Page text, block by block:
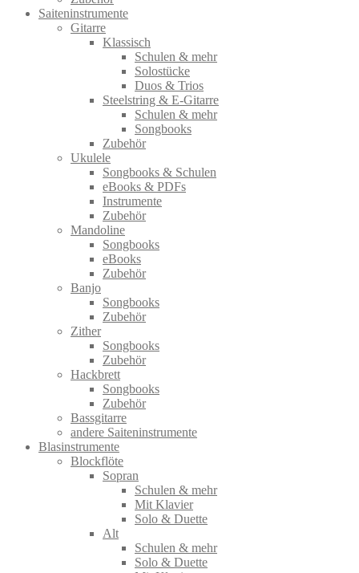
Saiteninstrumente
Gitarre
Klassisch
Schulen & mehr
Solostücke
Duos & Trios
Steelstring & E-Gitarre
Schulen & mehr
Songbooks
Zubehör
Ukulele
Songbooks & Schulen
eBooks & PDFs
Instrumente
Zubehör
Mandoline
Songbooks
eBooks
Zubehör
Banjo
Songbooks
Zubehör
Zither
Songbooks
Zubehör
Hackbrett
Songbooks
Zubehör
Bassgitarre
andere Saiteninstrumente
Blasinstrumente
Blockflöte
Sopran
Schulen & mehr
Mit Klavier
Solo & Duette
Alt
Schulen & mehr
Solo & Duette